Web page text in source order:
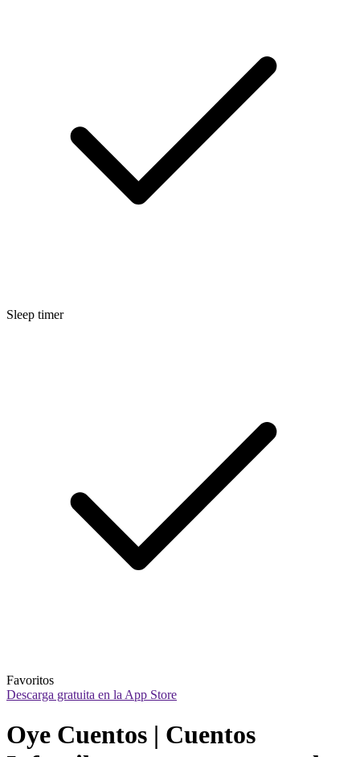
Sleep timer
Favoritos
Descarga gratuita en la App Store
Oye Cuentos | Cuentos